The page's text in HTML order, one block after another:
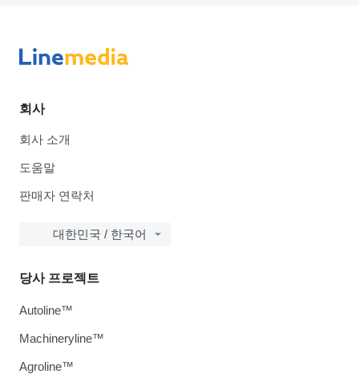
회사
회사 소개
도움말
판매자 연락처
대한민국 / 한국어
당사 프로젝트
Autoline™
Machineryline™
Agroline™